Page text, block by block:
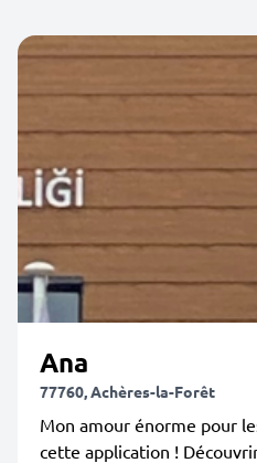
Ana
77760, Achères-la-Forêt
Mon amour énorme pour
cette application !